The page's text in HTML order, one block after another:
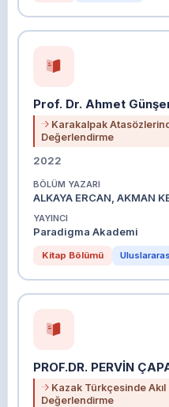
Prof. Dr. Ahmet
Karakalpak
Değerlendirme
2022
BÖLÜM YAZARI
ALKAYA ERCAN, AKMAN
YAYINCI
Paradigma Akademi
Kitap Bölümü
PROF.DR. PERVİN
Kazak Türkçesinde Akıl
Değerlendirme